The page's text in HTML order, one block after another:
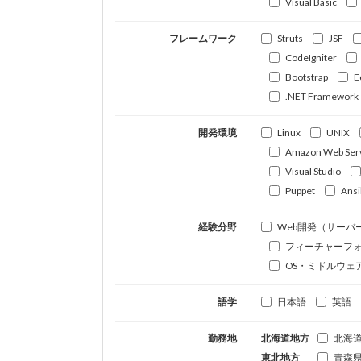
フレームワーク Struts
JSF
CodeIgniter
Bootstrap
.NET Framework
開発環境 Linux
UNIX
Amazon Web
Visual Studio
Puppet
経験分野
Web開発（サーバ
フィーチャーフ
OS・ミドルウェ
語学 日本語 英語
勤務地 北海道地方
北海
東北地方
青森